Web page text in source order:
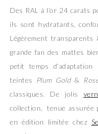
Des RAL à l’or 24 carats
ils sont hydratants,
Légèrement
grande fan des mattes
petit temps
teintes
Plum Gold&
classiques. De jolis
collection, tenue assurée
en édition limitée chez